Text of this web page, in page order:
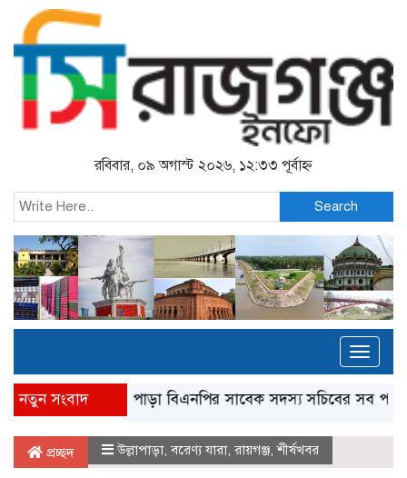
রবিবার, ০৯ অগাস্ট ২০২৬, ১২:৩৩ পূর্বাহ্ন
Search
নতুন সংবাদ
উল্লাপাড়া বিএনপির সাবেক সদস্য সচিবের সব পদ স্থগিত
প্রচ্ছদ উল্লাপাড়া,বরেণ্য যারা, রায়গঞ্জ,শীর্ষখবর